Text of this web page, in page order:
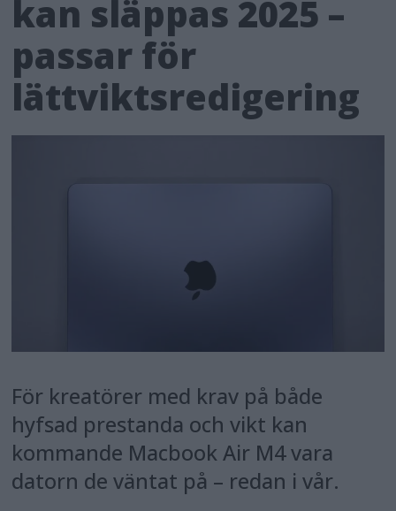
kan släppas 2025 –
passar för
lättviktsredigering
För kreatörer med krav på både
hyfsad prestanda och vikt kan
kommande Macbook Air M4 vara
datorn de väntat på – redan i vår.